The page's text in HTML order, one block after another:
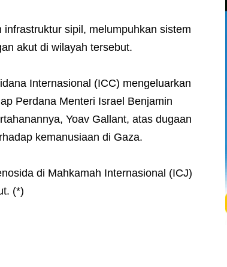
sipil, melumpuhkan sistem
akut di wilayah tersebut.
Internasional (ICC) mengeluarkan
Perdana Menteri Israel Benjamin
Yoav Gallant, atas dugaan
kemanusiaan di Gaza.
di Mahkamah Internasional (ICJ)
(*)